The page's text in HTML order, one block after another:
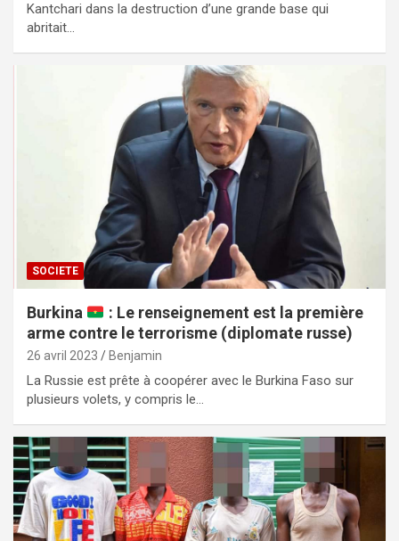
Kantchari dans la destruction d’une grande base qui
abritait…
SOCIETE
Burkina
: Le renseignement est la première
arme contre le terrorisme (diplomate russe)
26 avril 2023 Benjamin
La Russie est prête à coopérer avec le Burkina Faso sur
plusieurs volets, y compris le…